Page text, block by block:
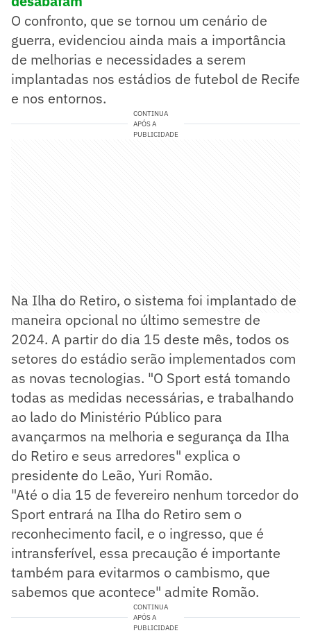
O confronto, que se tornou um cenário de
guerra, evidenciou ainda mais a importância
de melhorias e necessidades a serem
implantadas nos estádios de futebol de Recife
e nos entornos.
CONTINUA
APÓS A
PUBLICIDADE
Na Ilha do Retiro, o sistema foi implantado de
maneira opcional no último semestre de
2024. A partir do dia 15 deste mês, todos os
setores do estádio serão implementados com
as novas tecnologias. "O Sport está tomando
todas as medidas necessárias, e trabalhando
ao lado do Ministério Público para
avançarmos na melhoria e segurança da Ilha
do Retiro e seus arredores" explica o
presidente do Leão, Yuri Romão.
"Até o dia 15 de fevereiro nenhum torcedor do
Sport entrará na Ilha do Retiro sem o
reconhecimento facil, e o ingresso, que é
intransferível, essa precaução é importante
também para evitarmos o cambismo, que
sabemos que acontece" admite Romão.
CONTINUA
APÓS A
PUBLICIDADE